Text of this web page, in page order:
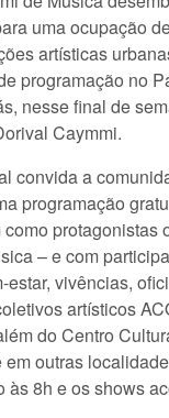
uma ocupação
artísticas
programação no
nesse final de
Caymmi.
convida a
programação
– e com
vivências,
artísticos
do Centro
em outras
às 8h e os shows